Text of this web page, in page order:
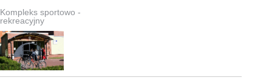
Kompleks sportowo -
rekreacyjny